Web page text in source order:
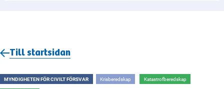
Till startsidan
MYNDIGHETEN FÖR CIVILT FÖRSVAR Krisberedskap Katastrofberedskap